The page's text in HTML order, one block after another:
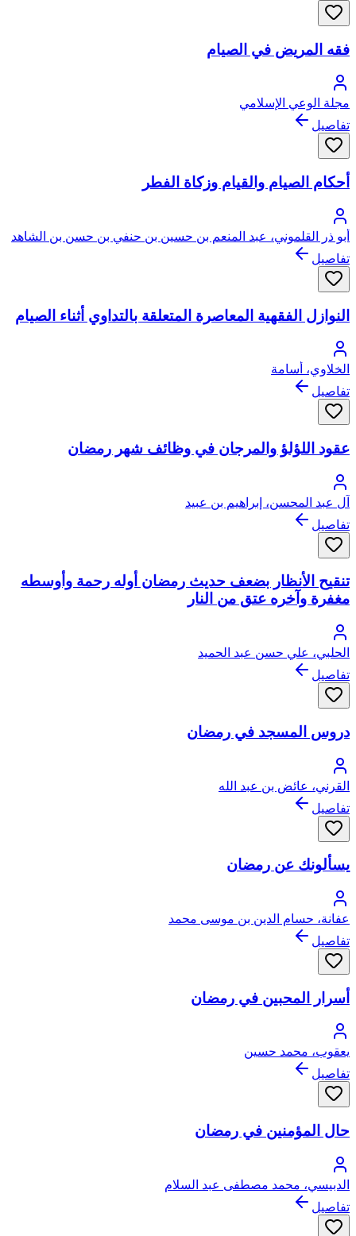
فقه المريض في الصيام
مجلة الوعي الإسلامي
تفاصيل
أحكام الصيام والقيام وزكاة الفطر
أبو ذر القلموني، عبد المنعم بن حسين بن حنفي بن حسن بن الشاهد
تفاصيل
النوازل الفقهية المعاصرة المتعلقة بالتداوي أثناء الصيام
الخلاوي، أسامة
تفاصيل
عقود اللؤلؤ والمرجان في وظائف شهر رمضان
آل عبد المحسن، إبراهيم بن عبيد
تفاصيل
تنقيح الأنظار بضعف حديث رمضان أوله رحمة وأوسطه
مغفرة وآخره عتق من النار
الحلبي، علي حسن عبد الحميد
تفاصيل
دروس المسجد في رمضان
القرني، عائض بن عبد الله
تفاصيل
يسألونك عن رمضان
عفانة، حسام الدين بن موسى محمد
تفاصيل
أسرار المحبين في رمضان
يعقوب، محمد حسين
تفاصيل
حال المؤمنين في رمضان
الدبيسي، محمد مصطفى عبد السلام
تفاصيل